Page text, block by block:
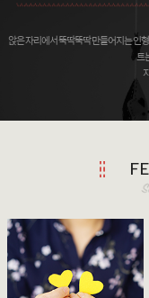
앉은 자리에서 뚝딱뚝딱 만들어지는 인
트